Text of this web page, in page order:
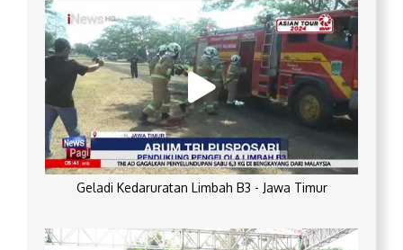
Geladi Kedaruratan Limbah B3 - Jawa Timur